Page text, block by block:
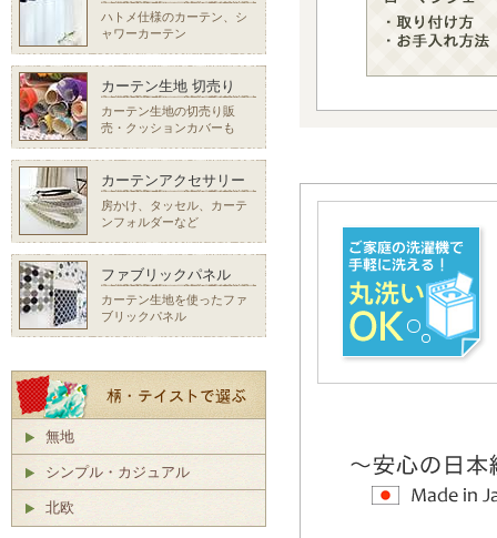
ハトメ仕様のカーテン、シ
ャワーカーテン
カーテン生地 切売り
カーテン生地の切売り販
売・クッションカバーも
カーテンアクセサリー
房かけ、タッセル、カーテ
ンフォルダーなど
ファブリックパネル
カーテン生地を使ったファ
ブリックパネル
無地
シンプル・カジュアル
北欧